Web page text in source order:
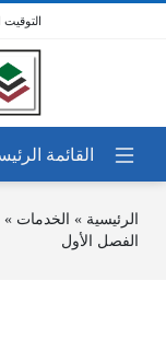
الرئيسية » الخدمات »
الفصل الأول